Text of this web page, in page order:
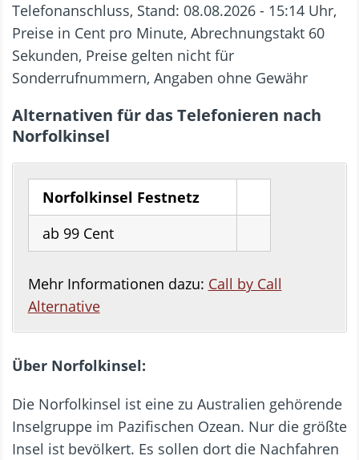
Telefonanschluss, Stand: 08.08.2026 - 15:14 Uhr,
Preise in Cent pro Minute, Abrechnungstakt 60
Sekunden, Preise gelten nicht für
Sonderrufnummern, Angaben ohne Gewähr
Alternativen für das Telefonieren nach
Norfolkinsel
Norfolkinsel Festnetz
ab 99 Cent
Mehr Informationen dazu: Call by Call
Alternative
Über Norfolkinsel:
Die Norfolkinsel ist eine zu Australien gehörende
Inselgruppe im Pazifischen Ozean. Nur die größte
Insel ist bevölkert. Es sollen dort die Nachfahren